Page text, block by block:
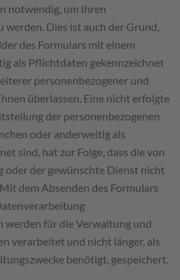
notwendig, um Ihren
werden. Dies ist auch der Grund,
des Formulars mit einem
als Pflichtdaten gekennzeichnet
personenbezogener und
überlassen. Eine nicht erfolgte
der personenbezogenen
oder anderweitig als
sind, hat zur Folge, dass die von
oder der gewünschte Dienst nicht
dem Absenden des Formulars
werden für die Verwaltung und
verarbeitet und nicht länger, als
benötigt, gespeichert.